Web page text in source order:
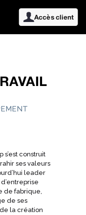
Accès client
s’est construit
ses valeurs
leader
de fabrique,
de ses
la création